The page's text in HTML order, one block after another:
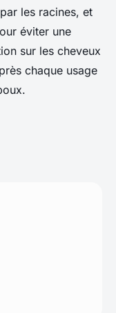
les racines, et
éviter une
sur les cheveux
chaque usage